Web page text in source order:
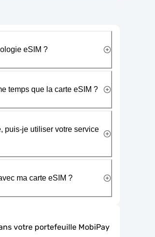
eSIM ?
temps que la carte eSIM ?
puis-je utiliser votre service
ma carte eSIM ?
votre portefeuille MobiPay